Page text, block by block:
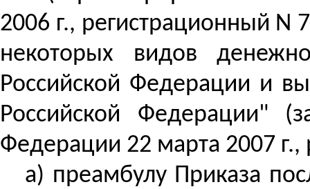
2006 г., регистрационный N
некоторых видов
Российской Федерации и
Российской Федерации"
Федерации 22 марта 2007
а) преамбулу Приказа